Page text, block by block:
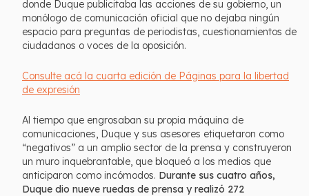
donde Duque publicitaba las acciones de su gobierno, un
monólogo de comunicación oficial que no dejaba ningún
espacio para preguntas de periodistas, cuestionamientos de
ciudadanos o voces de la oposición.
Consulte acá la cuarta edición de Páginas para la libertad
de expresión
Al tiempo que engrosaban su propia máquina de
comunicaciones, Duque y sus asesores etiquetaron como
“negativos” a un amplio sector de la prensa y construyeron
un muro inquebrantable, que bloqueó a los medios que
anticiparon como incómodos. Durante sus cuatro años,
Duque dio nueve ruedas de prensa y realizó 272